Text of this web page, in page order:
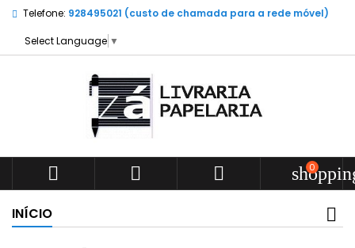
Telefone: 928495021 (custo de chamada para a rede móvel)
Select Language ▼
   0
INÍCIO